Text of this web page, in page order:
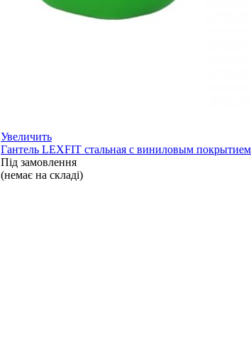
Увеличить
Гантель LEXFIT стальная с виниловым
Під замовлення
(немає на складі)